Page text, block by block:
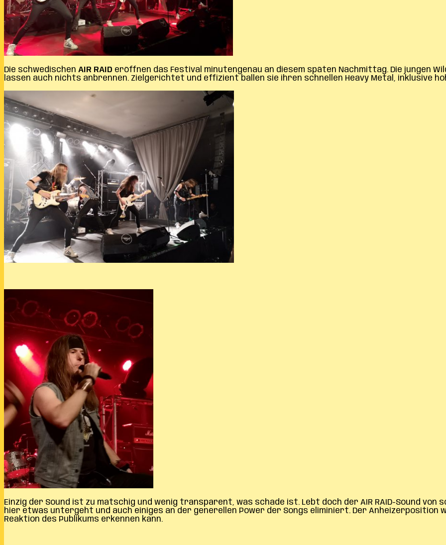
Die schwedischen AIR RAID eröffnen das Festival minutengenau an diesem späten Nachmittag. Die jungen
lassen auch nichts anbrennen. Zielgerichtet und effizient ballen sie ihren schnellen Heavy Metal, inklusive
Einzig der Sound ist zu matschig und wenig transparent, was schade ist. Lebt doch der AIR RAID-Sound von
hier etwas untergeht und auch einiges an der generellen Power der Songs eliminiert. Der Anheizerposition
Reaktion des Publikums erkennen kann.